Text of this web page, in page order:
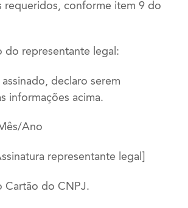
requeridos, conforme item 9 do
do representante legal:
declaro serem
informações acima.
Ano
representante legal]
Cartão do CNPJ.